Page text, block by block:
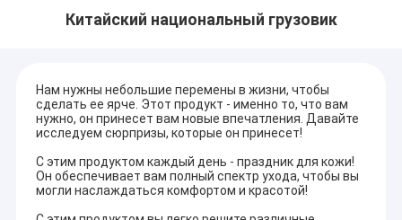
Китайский национальный грузовик
Нам нужны небольшие перемены в жизни, чтобы
сделать ее ярче. Этот продукт - именно то, что вам
нужно, он принесет вам новые впечатления. Давайте
исследуем сюрпризы, которые он принесет!
С этим продуктом каждый день - праздник для кожи!
Он обеспечивает вам полный спектр ухода, чтобы вы
могли наслаждаться комфортом и красотой!